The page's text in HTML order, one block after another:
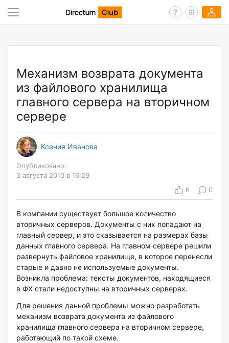
Механизм возврата документа
из файлового хранилища
главного сервера на вторичном
сервере
Ксения Иванова
Опубликовано:
3 августа 2010 в 16:29
6
0
В компании существует большое количество
вторичных серверов. Документы с них попадают на
главный сервер, и это сказывается на размерах базы
данных главного сервера. На главном сервере решили
развернуть файловое хранилище, в которое перенесли
старые и давно не используемые документы.
Возникла проблема: тексты документов, находящиеся
в ФХ стали недоступны на вторичных серверах.
Для решения данной проблемы можно разработать
механизм возврата документа из файлового
хранилища главного сервера на вторичном сервере,
работающий по такой схеме.